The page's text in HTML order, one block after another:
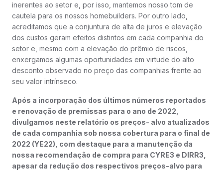
inerentes ao setor e, por isso, mantemos nosso tom de
cautela para os nossos homebuilders. Por outro lado,
acreditamos que a conjuntura de alta de juros e elevação
dos custos geram efeitos distintos em cada companhia do
setor e, mesmo com a elevação do prêmio de riscos,
enxergamos algumas oportunidades em virtude do alto
desconto observado no preço das companhias frente ao
seu valor intrínseco.
Após a incorporação dos últimos números reportados
e renovação de premissas para o ano de 2022,
divulgamos neste relatório os preços- alvo atualizados
de cada companhia sob nossa cobertura para o final de
2022 (YE22), com destaque para a manutenção da
nossa recomendação de compra para CYRE3 e DIRR3,
apesar da redução dos respectivos preços-alvo para